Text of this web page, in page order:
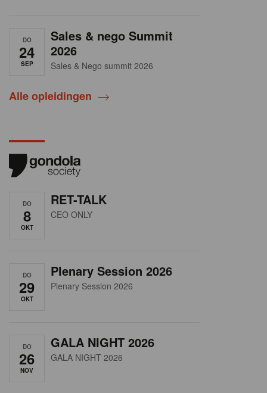
DO
24
SEP
Sales & nego Summit
2026
Sales & Nego summit 2026
Alle opleidingen
DO
8
OKT
RET-TALK
CEO ONLY
DO
29
OKT
Plenary Session 2026
Plenary Session 2026
DO
26
NOV
GALA NIGHT 2026
GALA NIGHT 2026